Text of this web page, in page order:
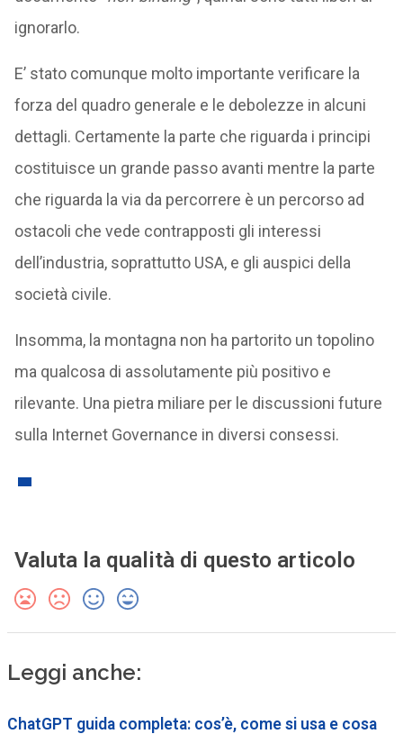
ignorarlo.
E’ stato comunque molto importante verificare la
forza del quadro generale e le debolezze in alcuni
dettagli. Certamente la parte che riguarda i principi
costituisce un grande passo avanti mentre la parte
che riguarda la via da percorrere è un percorso ad
ostacoli che vede contrapposti gli interessi
dell’industria, soprattutto USA, e gli auspici della
società civile.
Insomma, la montagna non ha partorito un topolino
ma qualcosa di assolutamente più positivo e
rilevante. Una pietra miliare per le discussioni future
sulla Internet Governance in diversi consessi.
Valuta la qualità di questo articolo
Leggi anche:
ChatGPT guida completa: cos’è, come si usa e cosa